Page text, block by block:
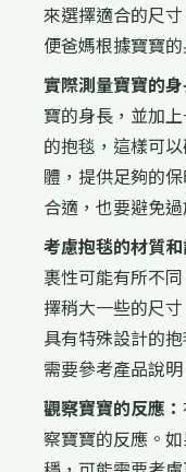
來選擇適合的尺
便爸媽根據寶寶
實際測量寶寶的身
寶的身長，並加
的抱毯，這樣可
體，提供足夠的
合適，也要避免過
考慮抱毯的材質和
裹性可能有所不
擇稍大一些的尺
具有特殊設計的
需要參考產品說明
觀察寶寶的反應：
察寶寶的反應。